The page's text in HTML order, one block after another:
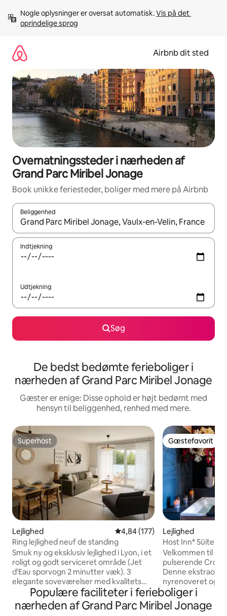
videre
Nogle oplysninger er oversat automatisk. Vis på det
oprindelige sprog
Airbnb dit sted
Overnatningssteder i nærheden af
Grand Parc Miribel Jonage
Book unikke feriesteder, boliger med mere på Airbnb
Beliggenhed
Når resultaterne er tilgængelige, skal du navigere med
Indtjekning
Udtjekning
Søg
De bedst bedømte ferieboliger i
nærheden af Grand Parc Miribel Jonage
Gæster er enige: Disse ophold er højt bedømt med
hensyn til beliggenhed, renhed med mere.
Superhost
Superhost
Lejlighed 4,84 ud af 5 i gennemsnitlig
4,84 (177)
Ring lejlighed neuf de standing
Smuk ny og eksklusiv lejlighed i Lyon, i et
roligt og godt serviceret område (Jet
d'Eau sporvogn 2 minutter væk). 3
elegante soveværelser med kvalitets
sengetøj og omklædningsrum, 2
moderne badeværelser, nyt fuldt
udstyret køkken, møbleret
Gæstefavorit
Gæstefavorit
Lejlighed
Host Inn* Sūite
udsigt over
Velkommen til
pulserende
Denne
nyrenoveret og
åbner sine døre
uforglemmeligt ophold.
over Lyon:
Populære faciliteter i ferieboliger i
nærheden af Grand Parc Miribel Jonage